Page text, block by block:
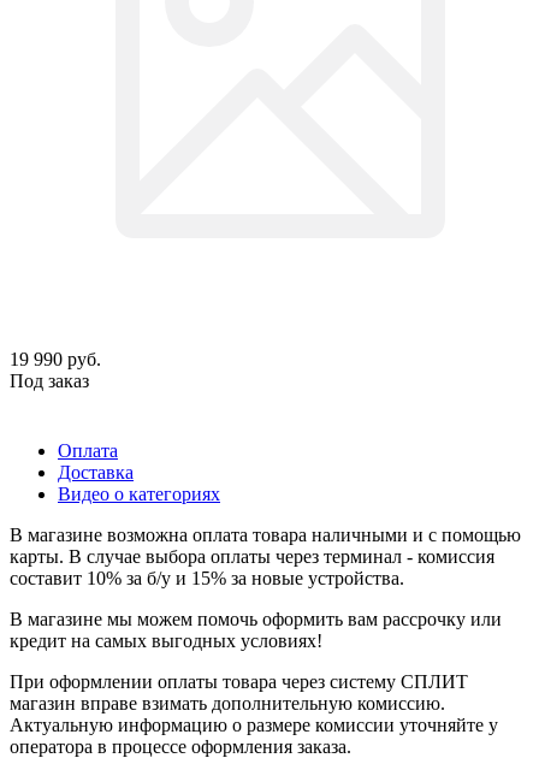
19 990 руб.
Под заказ
Оплата
Доставка
Видео о категориях
В магазине возможна оплата товара наличными и с помощью
карты. В случае выбора оплаты через терминал - комиссия
составит 10% за б/у и 15% за новые устройства.
В магазине мы можем помочь оформить вам рассрочку или
кредит на самых выгодных условиях!
При оформлении оплаты товара через систему СПЛИТ
магазин вправе взимать дополнительную комиссию.
Актуальную информацию о размере комиссии уточняйте у
оператора в процессе оформления заказа.